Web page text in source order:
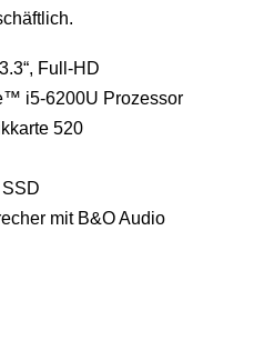
Full-HD
i5-6200U Prozessor
520
mit B&O Audio